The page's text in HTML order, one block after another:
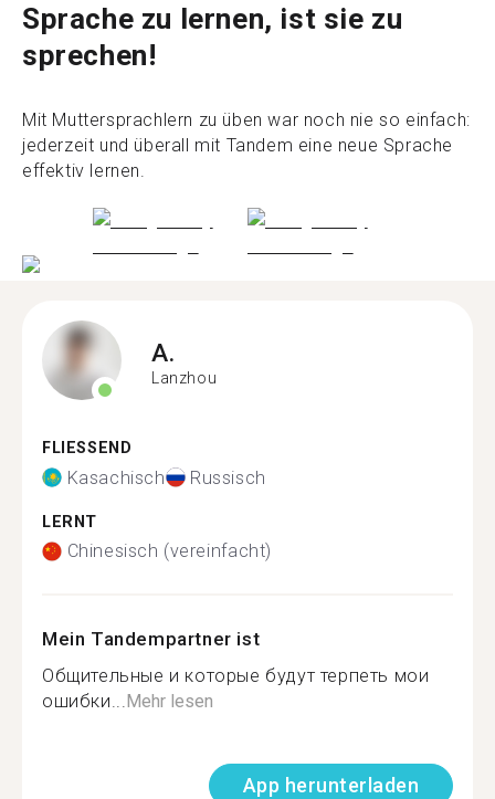
Sprache zu lernen, ist sie zu
sprechen!
Mit Muttersprachlern zu üben war noch nie so einfach:
jederzeit und überall mit Tandem eine neue Sprache
effektiv lernen.
A.
Lanzhou
FLIESSEND
Kasachisch Russisch
LERNT
Chinesisch (vereinfacht)
Mein Tandempartner ist
Общительные и которые будут терпеть мои
ошибки...Mehr lesen
App herunterladen